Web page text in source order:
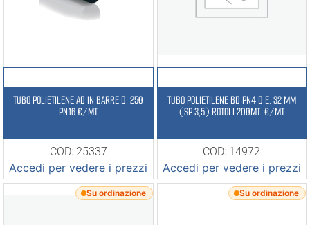
TUBO POLIETILENE AD IN BARRE D. 250
PN16 €/MT
COD: 25337
Accedi per vedere i prezzi
TUBO POLIETILENE BD PN4 D.E. 32 MM
(SP 3,5) ROTOLI 200MT. €/MT
COD: 14972
Accedi per vedere i prezzi
Su ordinazione Su ordinazione